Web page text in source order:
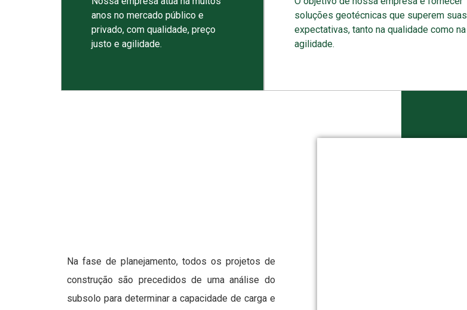
anos no mercado público e
privado, com qualidade, preço
justo e agilidade.
soluções geotécnicas que superem suas
expectativas, tanto na qualidade como na
agilidade.
Na fase de planejamento, todos os projetos de
construção são precedidos de uma análise do
subsolo para determinar a capacidade de carga e